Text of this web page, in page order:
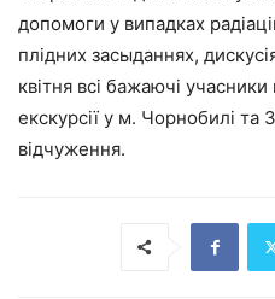
допомоги у випадках
плідних засыданнях,
квітня всі бажаючі
екскурсії у м. Чорнобилі та
відчуження.